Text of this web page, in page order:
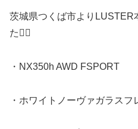
茨城県つくば市よりLUSTER
た🙇‍♂️
・NX350h AWD FSPORT
・ホワイトノーヴァガラスフ